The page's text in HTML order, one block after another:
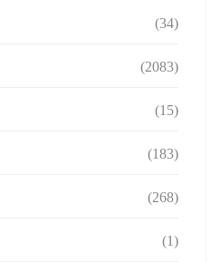
(34)
(2083)
(15)
(183)
(268)
(1)